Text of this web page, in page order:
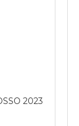
2023